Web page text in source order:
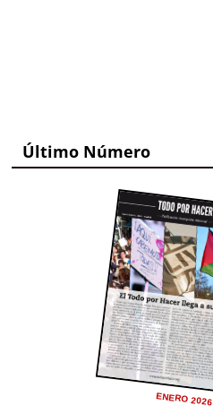
Último Número
ENERO 2026